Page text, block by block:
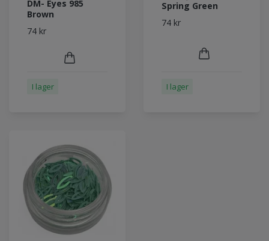
DM- Eyes 985
Brown
74 kr
I lager
Spring Green
74 kr
I lager